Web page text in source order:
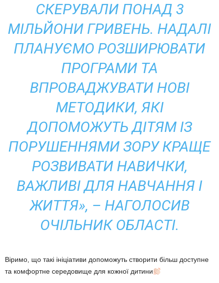
СКЕРУВАЛИ ПОНАД 3
МІЛЬЙОНИ ГРИВЕНЬ. НАДАЛІ
ПЛАНУЄМО РОЗШИРЮВАТИ
ПРОГРАМИ ТА
ВПРОВАДЖУВАТИ НОВІ
МЕТОДИКИ, ЯКІ
ДОПОМОЖУТЬ ДІТЯМ ІЗ
ПОРУШЕННЯМИ ЗОРУ КРАЩЕ
РОЗВИВАТИ НАВИЧКИ,
ВАЖЛИВІ ДЛЯ НАВЧАННЯ І
ЖИТТЯ», – НАГОЛОСИВ
ОЧІЛЬНИК ОБЛАСТІ.
Віримо, що такі ініціативи допоможуть створити більш доступне
та комфортне середовище для кожної дитини